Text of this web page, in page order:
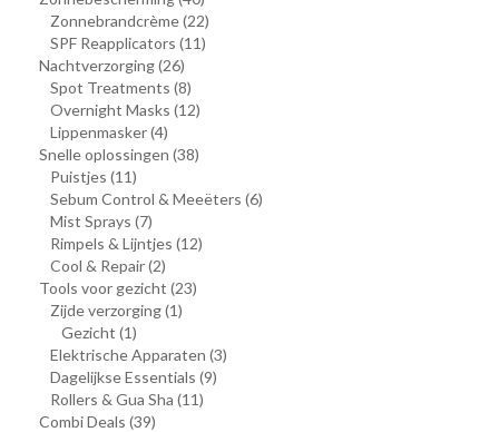
Zonnebrandcrème(22)
SPF Reapplicators (11)
Nachtverzorging(26)
Spot Treatments (8)
Overnight Masks (12)
Lippenmasker(4)
Snelle oplossingen (38)
Puistjes (11)
Sebum Control & Meeëters (6)
Mist Sprays (7)
Rimpels & Lijntjes (12)
Cool & Repair(2)
Tools voor gezicht (23)
Zijde verzorging(1)
Gezicht (1)
Elektrische Apparaten (3)
Dagelijkse Essentials (9)
Rollers & Gua Sha (11)
Combi Deals (39)